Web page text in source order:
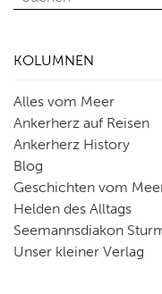
KOLUMNEN
Alles vom Meer
Ankerherz auf Reisen
Ankerherz History
Blog
Geschichten vom
Helden des Alltags
Seemannsdiakon
Unser kleiner Verlag